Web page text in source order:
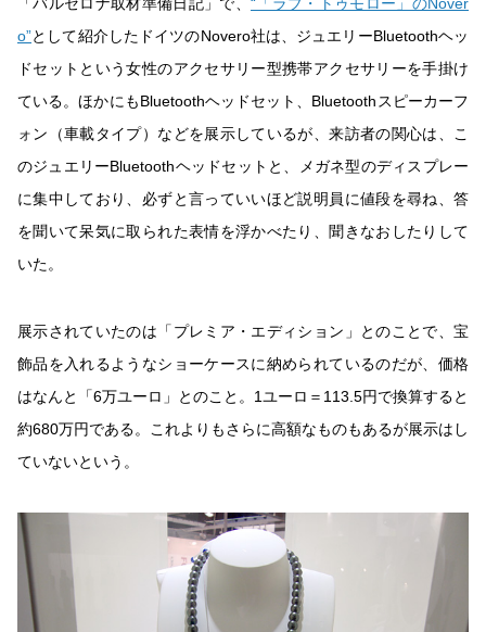
「バルセロナ取材準備日記」で、 “「ラブ・トゥモロー」のNover
o”として紹介したドイツのNovero社は、ジュエリーBluetoothヘッ
ドセットという女性のアクセサリー型携帯アクセサリーを手掛け
ている。ほかにもBluetoothヘッドセット、Bluetoothスピーカーフ
ォン（車載タイプ）などを展示しているが、来訪者の関心は、こ
のジュエリーBluetoothヘッドセットと、メガネ型のディスプレー
に集中しており、必ずと言っていいほど説明員に値段を尋ね、答
を聞いて呆気に取られた表情を浮かべたり、聞きなおしたりして
いた。
展示されていたのは「プレミア・エディション」とのことで、宝
飾品を入れるようなショーケースに納められているのだが、価格
はなんと「6万ユーロ」とのこと。1ユーロ＝113.5円で換算すると
約680万円である。これよりもさらに高額なものもあるが展示はし
ていないという。